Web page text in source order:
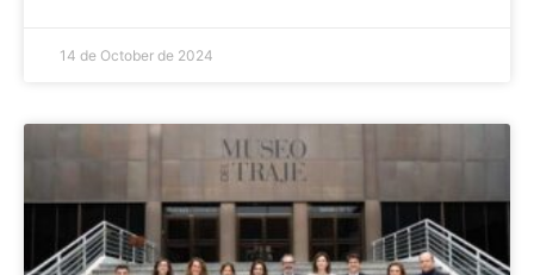
14 de October de 2024